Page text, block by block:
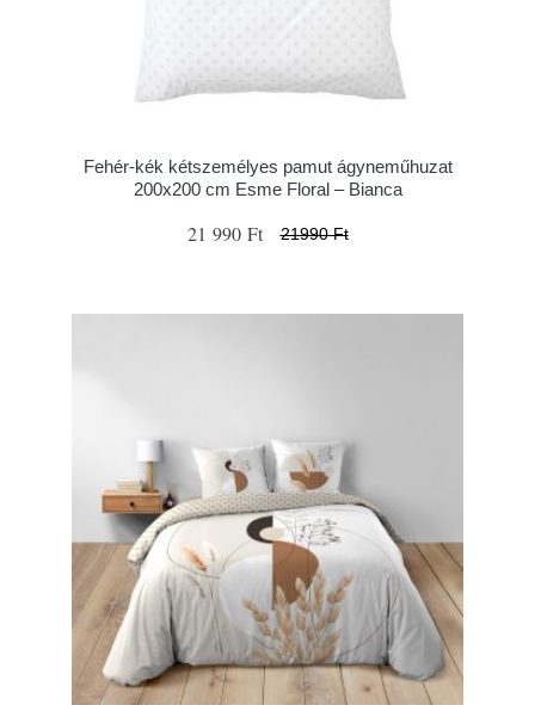
Fehér-kék kétszemélyes pamut ágyneműhuzat
200x200 cm Esme Floral – Bianca
21 990 Ft 21990 Ft